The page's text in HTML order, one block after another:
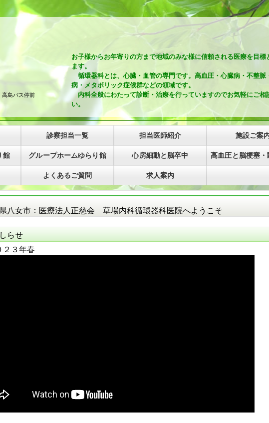
島バス停前
お子様からお年寄りの方まで地域のみな様に信頼される医療を目標
ます。
循環器科とは、心臓・血管の専門です。高血圧・心臓病・ 不整脈
病・メタボリック症候群などの領域です。
内科全般にわたって診断・治療を行っていますのでお気軽にご相
い。
診察担当一覧 担当医師紹介 施設ご案
館 グループホームゆらり館 心房細動と脳卒中 高血圧と脳梗塞・
よくあるご質問 求人案内
八女市：医療法人正慈会 草場内科循環器科医院へようこそ
せ
３年春